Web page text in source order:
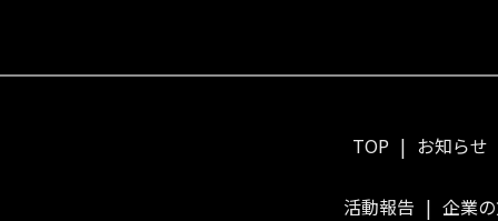
TOP お知らせ
活動報告 企業